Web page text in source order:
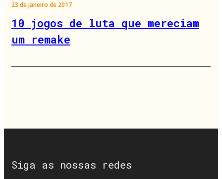
23 de janeiro de 2017
10 jogos de luta que mereciam
um remake
Siga as nossas redes